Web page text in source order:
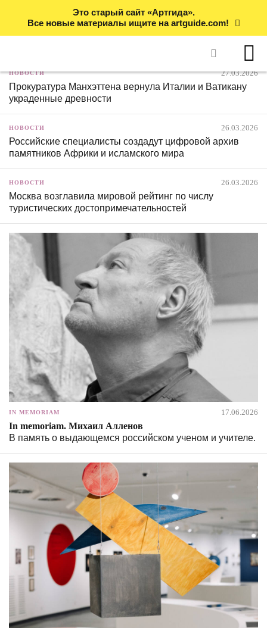
Это старый сайт «Артгида».
Все новые материалы ищите на artguide.com!
НОВОСТИ 27.03.2026
Прокуратура Манхэттена вернула Италии и Ватикану
украденные древности
НОВОСТИ 26.03.2026
Российские специалисты создадут цифровой архив
памятников Африки и исламского мира
НОВОСТИ 26.03.2026
Москва возглавила мировой рейтинг по числу
туристических достопримечательностей
IN MEMORIAM 17.06.2026
In memoriam. Михаил Алленов
В память о выдающемся российском ученом и учителе.